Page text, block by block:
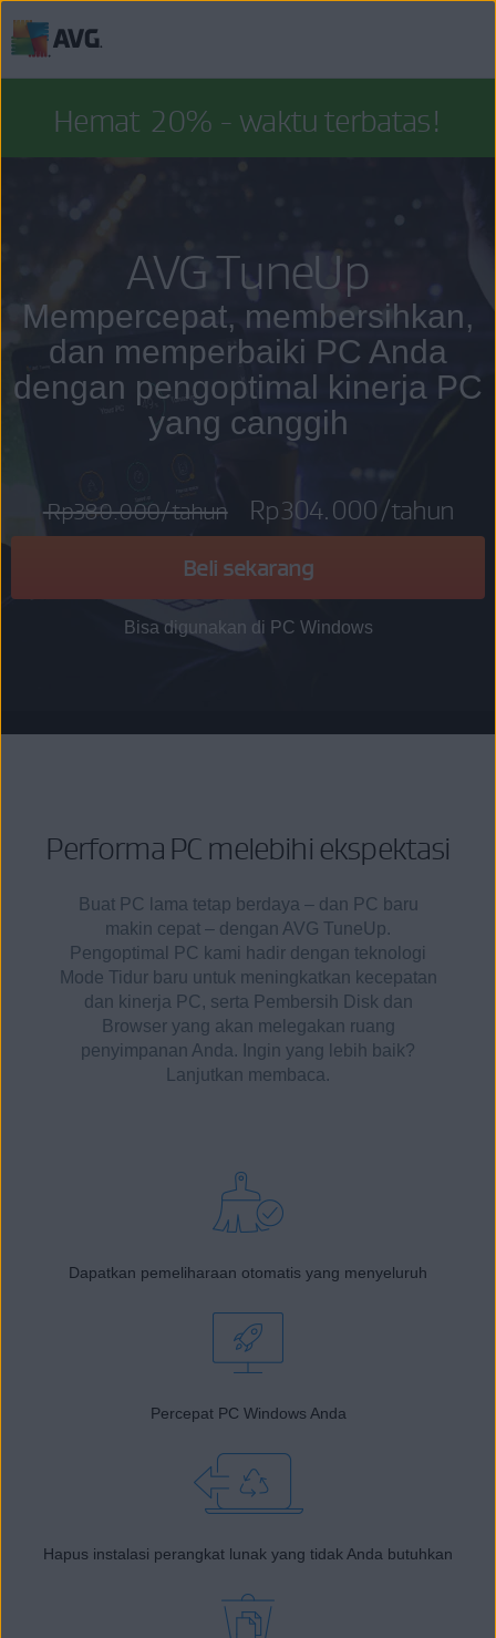
halamanHemat 20% - waktu terbatas!
AVG TuneUp
Mempercepat, membersihkan,
dan memperbaiki PC Anda
dengan pengoptimal kinerja PC
yang canggih
Rp380.000/tahun Rp304.000/tahun
Beli sekarang
Bisa digunakan di PC Windows
Performa PC melebihi ekspektasi
Buat PC lama tetap berdaya – dan PC baru
makin cepat – dengan AVG TuneUp.
Pengoptimal PC kami hadir dengan teknologi
Mode Tidur baru untuk meningkatkan kecepatan
dan kinerja PC, serta Pembersih Disk dan
Browser yang akan melegakan ruang
penyimpanan Anda. Ingin yang lebih baik?
Lanjutkan membaca.
Dapatkan pemeliharaan otomatis yang menyeluruh
Percepat PC Windows Anda
Hapus instalasi perangkat lunak yang tidak Anda butuhkan